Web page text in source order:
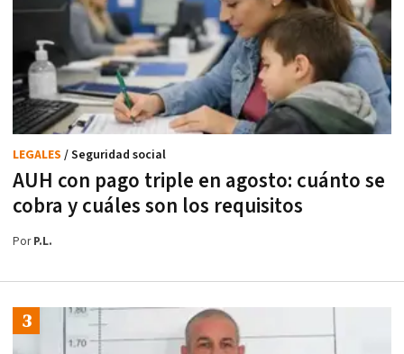
AUH con pago triple en agosto: cuánto se
cobra y cuáles son los requisitos
LEGALES / Seguridad social
PorP.L.